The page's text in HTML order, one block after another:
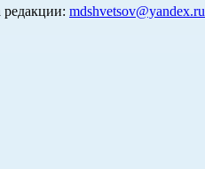
редакции: mdshvetsov@yandex.ru